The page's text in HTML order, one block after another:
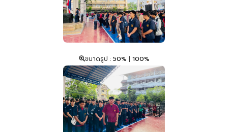
ขนาดรูป : 50% | 100%